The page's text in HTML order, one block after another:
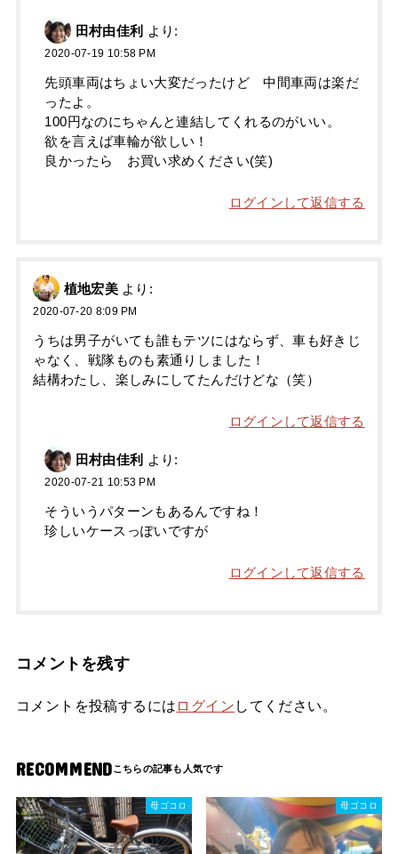
田村由佳利 より:
2020-07-19 10:58 PM
先頭車両はちょい大変だったけど 中間車両は楽だ
ったよ。
100円なのにちゃんと連結してくれるのがいい。
欲を言えば車輪が欲しい！
良かったら お買い求めください(笑)
ログインして返信する
植地宏美 より:
2020-07-20 8:09 PM
うちは男子がいても誰もテツにはならず、車も好きじ
ゃなく、戦隊ものも素通りしました！
結構わたし、楽しみにしてたんだけどな（笑）
ログインして返信する
田村由佳利 より:
2020-07-21 10:53 PM
そういうパターンもあるんですね！
珍しいケースっぽいですが
ログインして返信する
コメントを残す
コメントを投稿するには ログイン してください。
RECOMMEND
母ゴコロ 母ゴコロ